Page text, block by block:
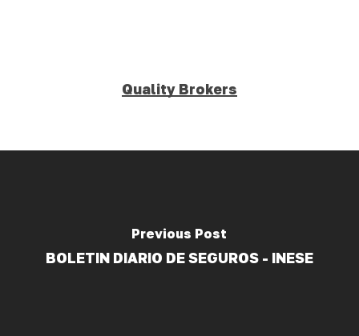
Quality Brokers
Previous Post
BOLETIN DIARIO DE SEGUROS - INESE